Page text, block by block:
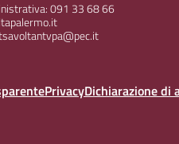
091 33 68 66
PrivacyDichiarazione di